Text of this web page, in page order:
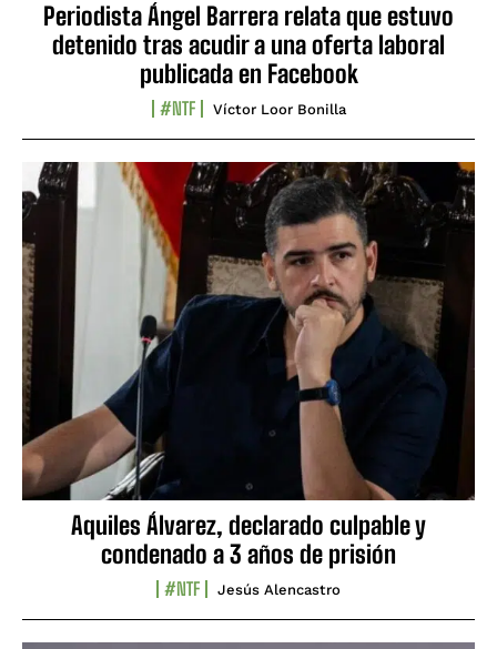
Periodista Ángel Barrera relata que estuvo
detenido tras acudir a una oferta laboral
publicada en Facebook
#NTF Víctor Loor Bonilla
Aquiles Álvarez, declarado culpable y
condenado a 3 años de prisión
#NTF Jesús Alencastro